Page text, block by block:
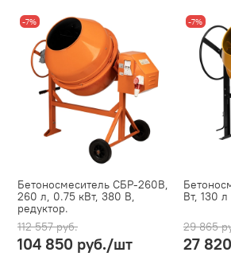
-7%
Бетоносмеситель СБР-260В,
260 л, 0.75 кВт, 380 В,
редуктор.
112 557 руб.
104 850 руб./шт
-7%
Вт, 130
29 865
27